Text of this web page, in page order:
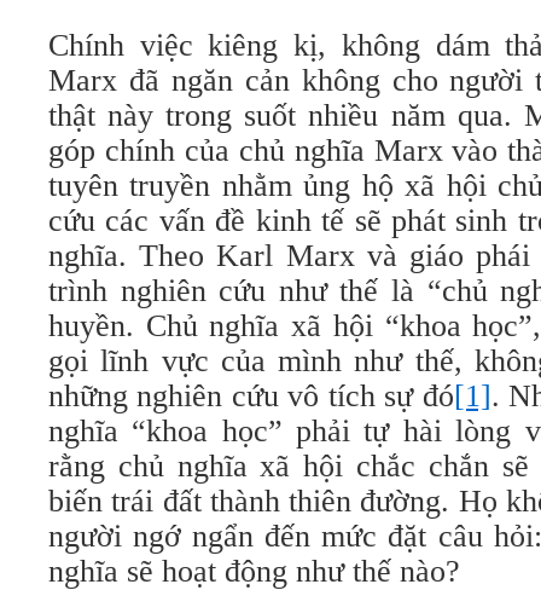
Chính việc kiêng kị, không dám
Marx đã ngăn cản không cho người
thật này trong suốt nhiều năm qua.
góp chính của chủ nghĩa Marx vào
tuyên truyền nhằm ủng hộ xã hội
cứu các vấn đề kinh tế sẽ phát sinh
nghĩa. Theo Karl Marx và giáo phái
trình nghiên cứu như thế là “chủ
huyền. Chủ nghĩa xã hội “khoa
gọi lĩnh vực của mình như thế,
những nghiên cứu vô tích sự đó[1].
nghĩa “khoa học” phải tự hài lòng
rằng chủ nghĩa xã hội chắc chắn
biến trái đất thành thiên đường. Họ
người ngớ ngẩn đến mức đặt câu
nghĩa sẽ hoạt động như thế nào?